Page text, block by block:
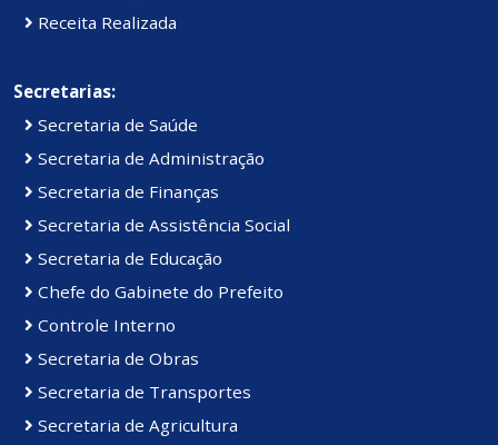
Receita Realizada
Secretarias:
Secretaria de Saúde
Secretaria de Administração
Secretaria de Finanças
Secretaria de Assistência Social
Secretaria de Educação
Chefe do Gabinete do Prefeito
Controle Interno
Secretaria de Obras
Secretaria de Transportes
Secretaria de Agricultura